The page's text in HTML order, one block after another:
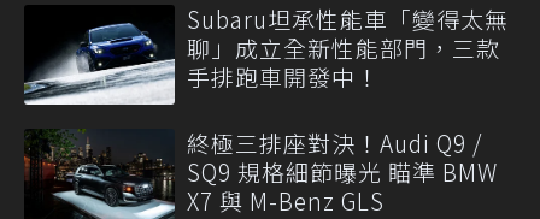
Subaru坦承性能車「變得太無
聊」成立全新性能部門，三款
手排跑車開發中！
終極三排座對決！Audi Q9 /
SQ9 規格細節曝光 瞄準 BMW
X7 與 M-Benz GLS